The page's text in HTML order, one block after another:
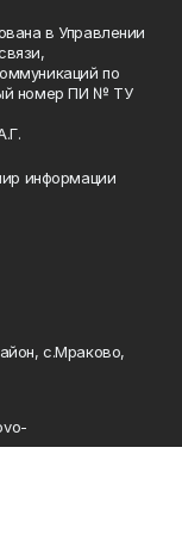
в Управлении
по
номер ПИ № ТУ
информации
с.Мраково,